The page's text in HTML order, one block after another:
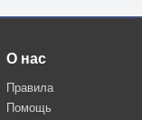
О нас
Правила
Помощь